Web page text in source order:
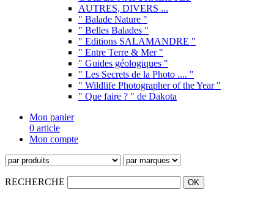
AUTRES, DIVERS ...
" Balade Nature "
" Belles Balades "
" Editions SALAMANDRE "
" Entre Terre & Mer "
" Guides géologiques "
" Les Secrets de la Photo .... "
" Wildlife Photographer of the Year "
" Que faire ? " de Dakota
Mon panier
0 article
Mon compte
RECHERCHE